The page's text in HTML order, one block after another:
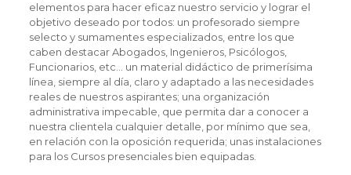
elementos para hacer eficaz nuestro servicio y lograr el
objetivo deseado por todos: un profesorado siempre
selecto y sumamentes especializados, entre los que
caben destacar Abogados, Ingenieros, Psicólogos,
Funcionarios, etc… un material didáctico de primerísima
línea, siempre al día, claro y adaptado a las necesidades
reales de nuestros aspirantes; una organización
administrativa impecable, que permita dar a conocer a
nuestra clientela cualquier detalle, por mínimo que sea,
en relación con la oposición requerida; unas instalaciones
para los Cursos presenciales bien equipadas.